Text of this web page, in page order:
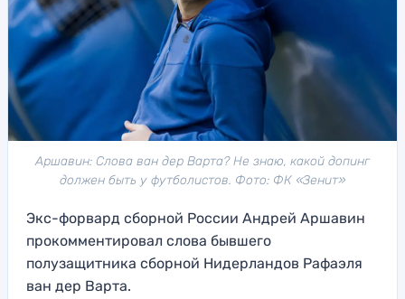
Аршавин: Слова ван дер Варта? Не знаю, какой допинг
должен быть у футболистов. Фото: ФК «Зенит»
Экс-форвард сборной России Андрей Аршавин
прокомментировал слова бывшего
полузащитника сборной Нидерландов Рафаэля
ван дер Варта.